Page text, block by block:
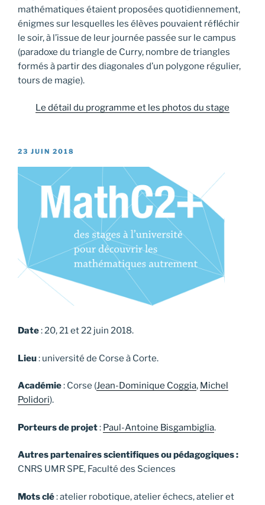
mathématiques étaient proposées quotidiennement,
énigmes sur lesquelles les élèves pouvaient réfléchir
le soir, à l’issue de leur journée passée sur le campus
(paradoxe du triangle de Curry, nombre de triangles
formés à partir des diagonales d’un polygone régulier,
tours de magie).
Le détail du programme et les photos du stage
PUBLIÉ
23 JUIN 2018
Date: 20, 21 et 22 juin 2018.
Lieu: université de Corse à Corte.
Académie: Corse (Jean-Dominique Coggia, Michel
Polidori).
Porteurs de projet: Paul-Antoine Bisgambiglia.
Autres partenaires scientifiques ou pédagogiques :
CNRS UMR SPE, Faculté des Sciences
Mots clé: atelier robotique, atelier échecs, atelier et